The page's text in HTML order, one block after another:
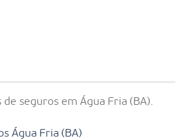
seguros em Água Fria (BA).
Água Fria (BA)